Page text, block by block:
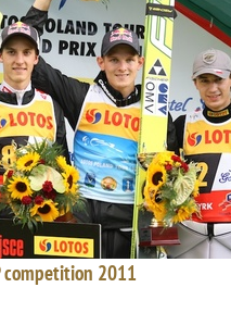
competition 2011